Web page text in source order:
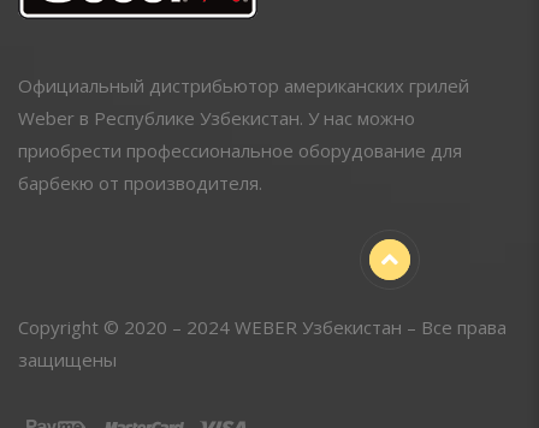
Официальный дистрибьютор американских грилей
Weber в Республике Узбекистан. У нас можно
приобрести профессиональное оборудование для
барбекю от производителя.
Copyright © 2020 – 2024 WEBER Узбекистан – Все права
защищены